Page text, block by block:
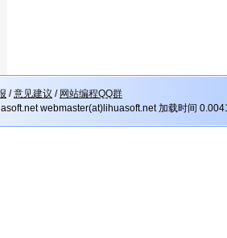
/意见建议 / 网站编程QQ群
webmaster(at)lihuasoft.net 加载时间